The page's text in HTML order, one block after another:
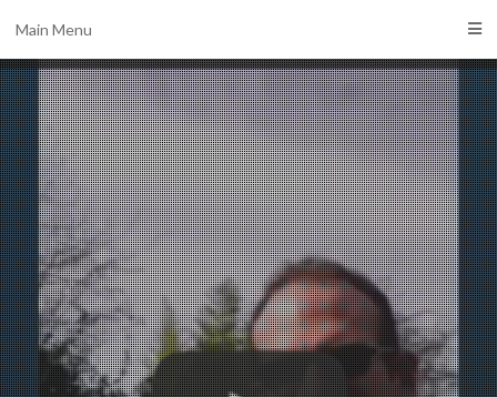
Main Menu